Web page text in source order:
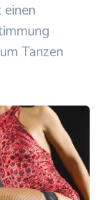
Tanzen